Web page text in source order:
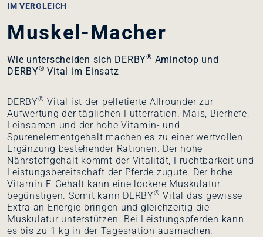
IM VERGLEICH
Muskel-Macher
Wie unterscheiden sich DERBY® Aminotop und
DERBY® Vital im Einsatz
DERBY® Vital ist der pelletierte Allrounder zur
Aufwertung der täglichen Futterration. Mais, Bierhefe,
Leinsamen und der hohe Vitamin- und
Spurenelementgehalt machen es zu einer wertvollen
Ergänzung bestehender Rationen. Der hohe
Nährstoffgehalt kommt der Vitalität, Fruchtbarkeit und
Leistungsbereitschaft der Pferde zugute. Der hohe
Vitamin-E-Gehalt kann eine lockere Muskulatur
begünstigen. Somit kann DERBY® Vital das gewisse
Extra an Energie bringen und gleichzeitig die
Muskulatur unterstützen. Bei Leistungspferden kann
es bis zu 1 kg in der Tagesration ausmachen.